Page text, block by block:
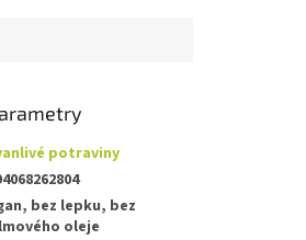
potraviny
bez lepku, bez
oleje